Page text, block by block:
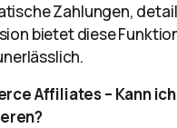
Zahlungen,
bietet diese
Affiliates – Kann